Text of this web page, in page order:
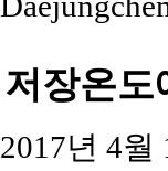
저장온도
2017년 4